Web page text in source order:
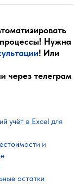
Нужна
! Или
через телеграм
учёт в Excel для
и
остатки